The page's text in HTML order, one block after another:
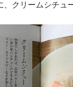
クリームシチュ